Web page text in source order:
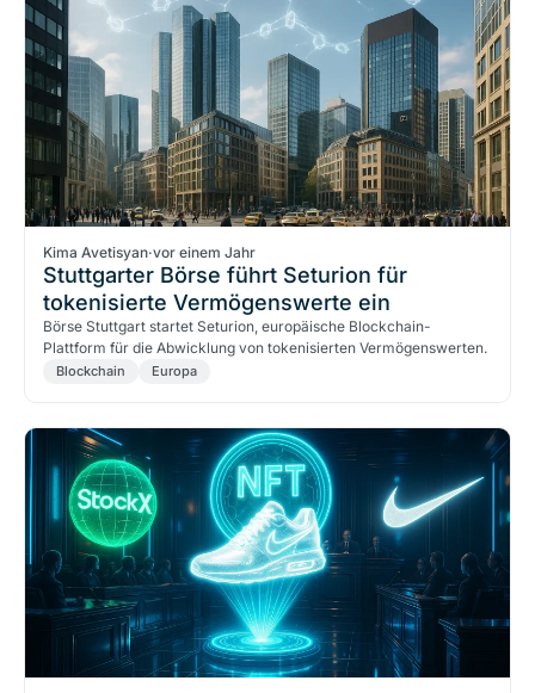
Kima Avetisyan·vor einem Jahr
Stuttgarter Börse führt Seturion für
tokenisierte Vermögenswerte ein
Börse Stuttgart startet Seturion, europäische Blockchain-
Plattform für die Abwicklung von tokenisierten Vermögenswerten.
Blockchain Europa